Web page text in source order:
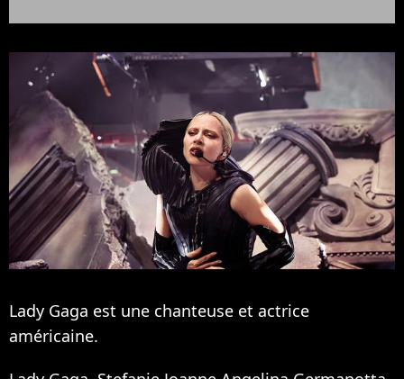
Lady Gaga est une chanteuse et actrice
américaine.